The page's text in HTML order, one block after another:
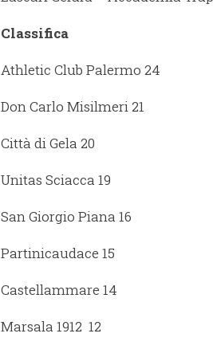
Classifica
Athletic Club Palermo 24
Don Carlo Misilmeri 21
Città di Gela 20
Unitas Sciacca 19
San Giorgio Piana 16
Partinicaudace 15
Castellammare 14
Marsala 1912 12